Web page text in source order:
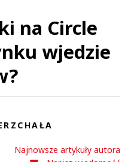
na Circle
wjedzie
Najnowsze artykuły autora